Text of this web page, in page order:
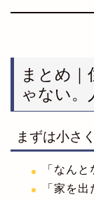
まとめ｜
ゃない。
まずは小さ
「なん
「家を